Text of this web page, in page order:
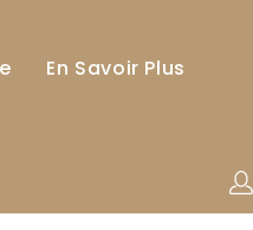
En Savoir Plus